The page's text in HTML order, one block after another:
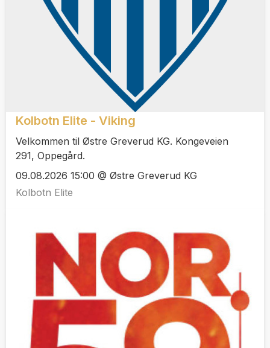
Kolbotn Elite - Viking
Velkommen til Østre Greverud KG. Kongeveien
291, Oppegård.
09.08.2026 15:00 @ Østre Greverud KG
Kolbotn Elite